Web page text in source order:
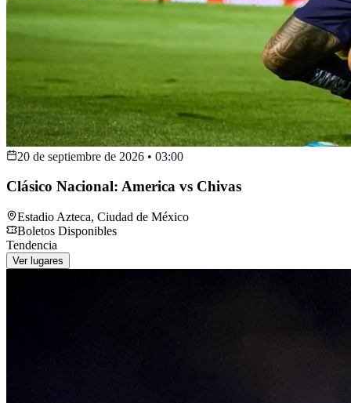
20 de septiembre de 2026 • 03:00
Clásico Nacional: America vs Chivas
Estadio Azteca, Ciudad de México
Boletos Disponibles
Tendencia
Ver lugares